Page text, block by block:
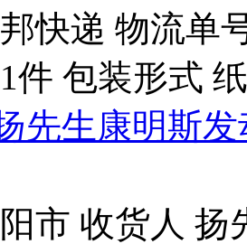
快递 物流单
件 包装形式
先生康明斯
市 收货人 扬